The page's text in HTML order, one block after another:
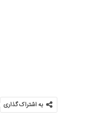
به اشتراک گذاری